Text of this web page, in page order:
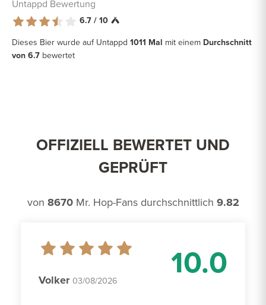
Untappd Bewertung
6.7 / 10
Dieses Bier wurde auf Untappd 1011 Mal mit einem Durchschnitt
von 6.7 bewertet
OFFIZIELL BEWERTET UND
GEPRÜFT
von 8670Mr. Hop-Fans durchschnittlich 9.82
10.0
Volker 03/08/2026